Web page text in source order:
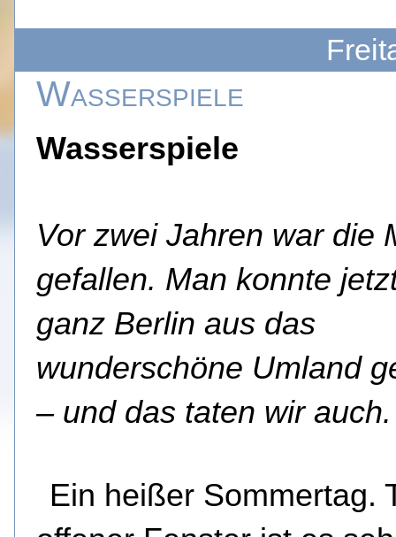
Wasserspiele
Wasserspiele
Vor zwei Jahren war die
gefallen. Man konnte
ganz Berlin aus das
wunderschöne Umland
– und das taten wir auch.
Ein heißer Sommertag.